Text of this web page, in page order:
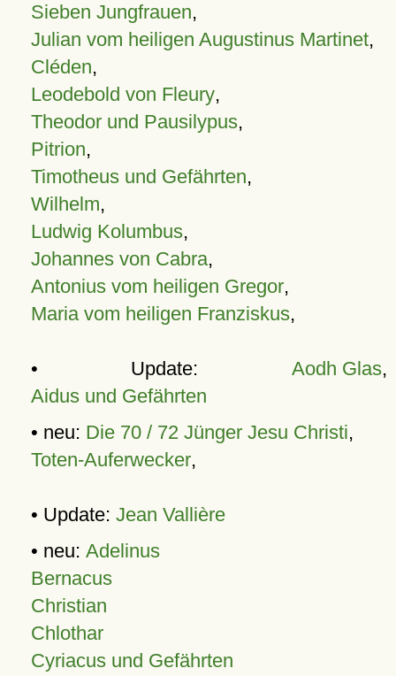
Sieben Jungfrauen,
Julian vom heiligen Augustinus Martinet,
Cléden,
Leodebold von Fleury,
Theodor und Pausilypus,
Pitrion,
Timotheus und Gefährten,
Wilhelm,
Ludwig Kolumbus,
Johannes von Cabra,
Antonius vom heiligen Gregor,
Maria vom heiligen Franziskus,
• Update: Aodh Glas,
Aidus und Gefährten
• neu: Die 70 / 72 Jünger Jesu Christi,
Toten-Auferwecker,
• Update: Jean Vallière
• neu: Adelinus
Bernacus
Christian
Chlothar
Cyriacus und Gefährten